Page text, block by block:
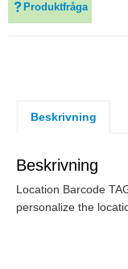
Produktfråga
Beskrivning
Beskrivning
Location Barcode
personalize the